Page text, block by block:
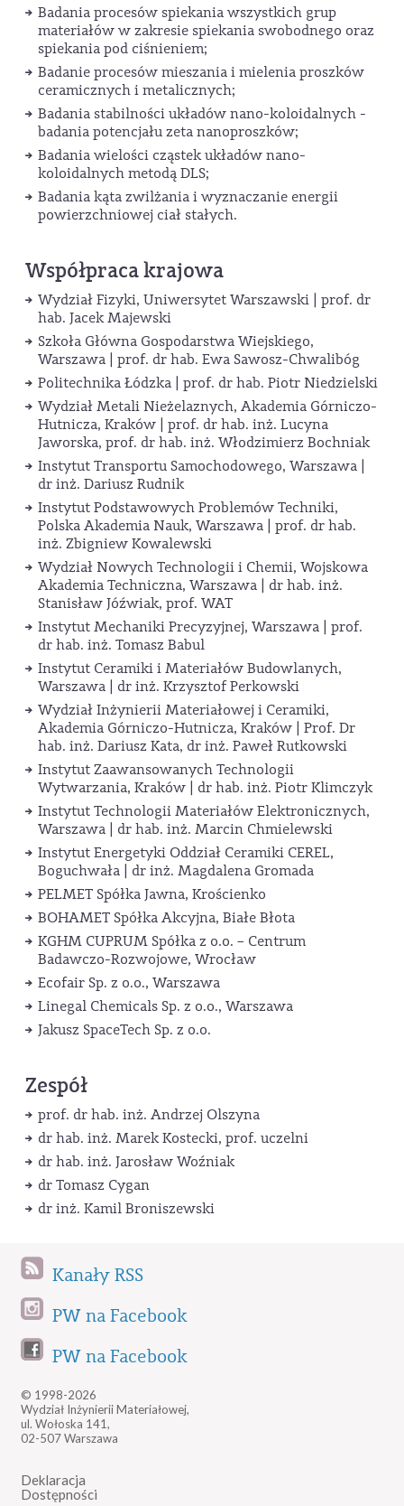
Badania procesów spiekania wszystkich grup
materiałów w zakresie spiekania swobodnego oraz
spiekania pod ciśnieniem;
Badanie procesów mieszania i mielenia proszków
ceramicznych i metalicznych;
Badania stabilności układów nano-koloidalnych -
badania potencjału zeta nanoproszków;
Badania wielości cząstek układów nano-
koloidalnych metodą DLS;
Badania kąta zwilżania i wyznaczanie energii
powierzchniowej ciał stałych.
Współpraca krajowa
Wydział Fizyki, Uniwersytet Warszawski | prof. dr
hab. Jacek Majewski
Szkoła Główna Gospodarstwa Wiejskiego,
Warszawa | prof. dr hab. Ewa Sawosz-Chwalibóg
Politechnika Łódzka | prof. dr hab. Piotr Niedzielski
Wydział Metali Nieżelaznych, Akademia Górniczo-
Hutnicza, Kraków | prof. dr hab. inż. Lucyna
Jaworska, prof. dr hab. inż. Włodzimierz Bochniak
Instytut Transportu Samochodowego, Warszawa |
dr inż. Dariusz Rudnik
Instytut Podstawowych Problemów Techniki,
Polska Akademia Nauk, Warszawa | prof. dr hab.
inż. Zbigniew Kowalewski
Wydział Nowych Technologii i Chemii, Wojskowa
Akademia Techniczna, Warszawa | dr hab. inż.
Stanisław Jóźwiak, prof. WAT
Instytut Mechaniki Precyzyjnej, Warszawa | prof.
dr hab. inż. Tomasz Babul
Instytut Ceramiki i Materiałów Budowlanych,
Warszawa | dr inż. Krzysztof Perkowski
Wydział Inżynierii Materiałowej i Ceramiki,
Akademia Górniczo-Hutnicza, Kraków | Prof. Dr
hab. inż. Dariusz Kata, dr inż. Paweł Rutkowski
Instytut Zaawansowanych Technologii
Wytwarzania, Kraków | dr hab. inż. Piotr Klimczyk
Instytut Technologii Materiałów Elektronicznych,
Warszawa | dr hab. inż. Marcin Chmielewski
Instytut Energetyki Oddział Ceramiki CEREL,
Boguchwała | dr inż. Magdalena Gromada
PELMET Spółka Jawna, Krościenko
BOHAMET Spółka Akcyjna, Białe Błota
KGHM CUPRUM Spółka z o.o. – Centrum
Badawczo-Rozwojowe, Wrocław
Ecofair Sp. z o.o., Warszawa
Linegal Chemicals Sp. z o.o., Warszawa
Jakusz SpaceTech Sp. z o.o.
Zespół
prof. dr hab. inż. Andrzej Olszyna
dr hab. inż. Marek Kostecki, prof. uczelni
dr hab. inż. Jarosław Woźniak
dr Tomasz Cygan
dr inż. Kamil Broniszewski
Kanały RSS
PW na Facebook
PW na Facebook
© 1998-2026
Wydział Inżynierii Materiałowej,
ul. Wołoska 141,
02-507 Warszawa
Deklaracja
Dostępności